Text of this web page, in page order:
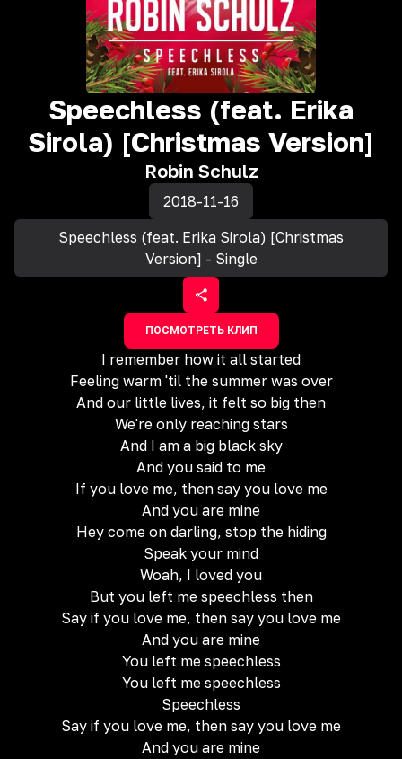
Speechless (feat. Erika
Sirola) [Christmas Version]
Robin Schulz
2018-11-16
Speechless (feat. Erika Sirola) [Christmas
Version] - Single
ПОСМОТРЕТЬ КЛИП
I remember how it all started
Feeling warm 'til the summer was over
And our little lives, it felt so big then
We're only reaching stars
And I am a big black sky
And you said to me
If you love me, then say you love me
And you are mine
Hey come on darling, stop the hiding
Speak your mind
Woah, I loved you
But you left me speechless then
Say if you love me, then say you love me
And you are mine
You left me speechless
You left me speechless
Speechless
Say if you love me, then say you love me
And you are mine